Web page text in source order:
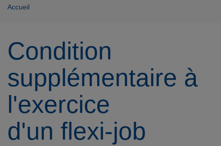
Accueil
Condition
supplémentaire à
l'exercice
d'un flexi-job